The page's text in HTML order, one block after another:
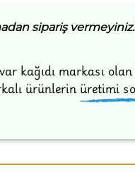
sipariş vermeyiniz.
kağıdı markası olan
ürünlerinüretimi